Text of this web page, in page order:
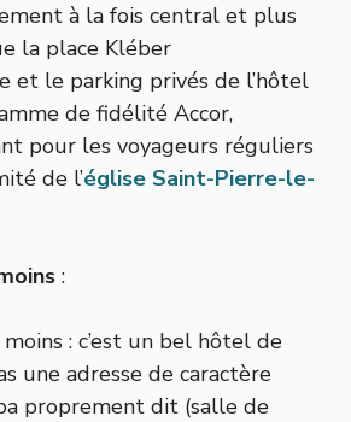
à la fois central et plus
la place Kléber
et le parking privés de l’hôtel
de fidélité Accor,
pour les voyageurs réguliers
de l’église Saint-Pierre-le-
:
moins : c’est un bel hôtel de
une adresse de caractère
proprement dit (salle de